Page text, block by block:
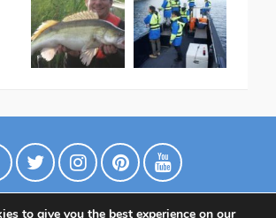
to give you the best experience on our